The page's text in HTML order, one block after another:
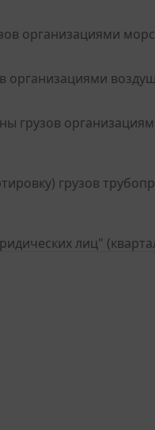
организациями
организациями
грузов
грузов
лиц"